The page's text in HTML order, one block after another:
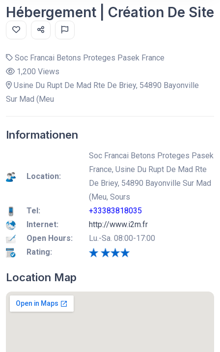
Hébergement | Création De Site
Soc Francai Betons Proteges Pasek France
1,200 Views
Usine Du Rupt De Mad Rte De Briey, 54890 Bayonville
Sur Mad (Meu
Informationen
Location:
Soc Francai Betons Proteges Pasek
France, Usine Du Rupt De Mad Rte
De Briey, 54890 Bayonville Sur Mad
(Meu, Sours
Tel:
+33383818035
Internet:
http://www.i2m.fr
Open Hours:
Lu.-Sa. 08:00-17:00
Rating:
Location Map